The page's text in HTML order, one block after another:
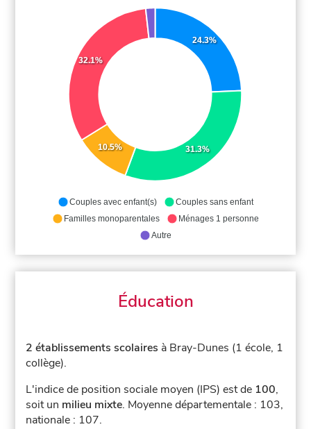
24.3%
31.3%
10.5%
32.1%
Couples avec enfant(s)
Couples sans enfant
Familles monoparentales
Ménages 1 personne
Autre
Éducation
2 établissements scolaires à Bray-Dunes (1 école, 1
collège).
L'indice de position sociale moyen (IPS) est de 100,
soit un milieu mixte. Moyenne départementale : 103,
nationale : 107.